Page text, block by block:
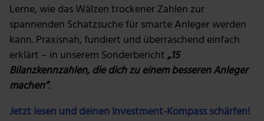
Lerne, wie das Wälzen trockener Zahlen zur
spannenden Schatzsuche für smarte Anleger werden
kann. Praxisnah, fundiert und überraschend einfach
erklärt – in unserem Sonderbericht„15
Bilanzkennzahlen, die dich zu einem besseren Anleger
machen”.
Jetzt lesen und deinen Investment-Kompass schärfen!